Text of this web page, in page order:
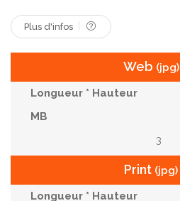
Plus d'infos
Web (jpg)
3
Print (jpg)